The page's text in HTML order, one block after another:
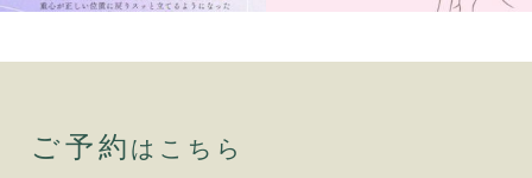
ご予約 はこちら